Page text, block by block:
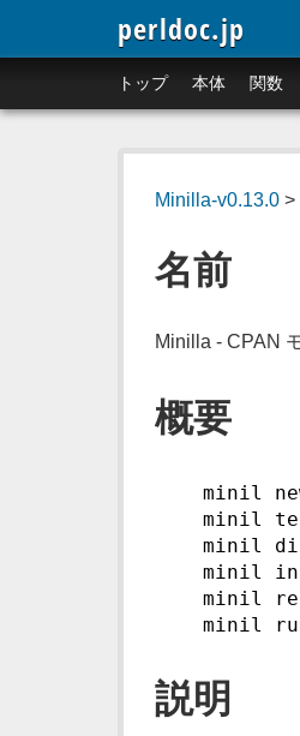
perldoc.jp
トップ 本体 関数
Minilla-v0.13.0>
名前
Minilla - CPAN
概要
minil
minil
minil
minil
minil
minil
説明